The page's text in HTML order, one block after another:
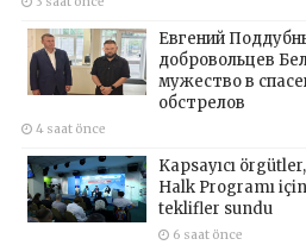
Евгений
добровольцев
мужество в
обстрелов
4 saat önce
Kapsayıcı
Halk Programı
teklifler sundu
6 saat önce